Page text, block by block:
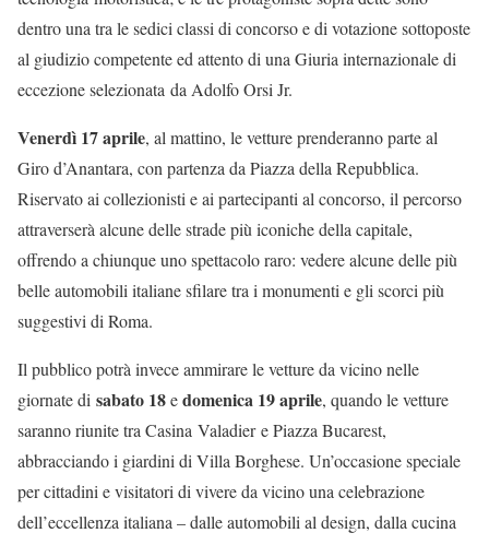
dentro una tra le sedici classi di concorso e di votazione sottoposte
al giudizio competente ed attento di una Giuria internazionale di
eccezione selezionata da Adolfo Orsi Jr.
Venerdì 17 aprile, al mattino, le vetture prenderanno parte al
Giro d’Anantara, con partenza da Piazza della Repubblica.
Riservato ai collezionisti e ai partecipanti al concorso, il percorso
attraverserà alcune delle strade più iconiche della capitale,
offrendo a chiunque uno spettacolo raro: vedere alcune delle più
belle automobili italiane sfilare tra i monumenti e gli scorci più
suggestivi di Roma.
Il pubblico potrà invece ammirare le vetture da vicino nelle
giornate di sabato 18edomenica 19 aprile, quando le vetture
saranno riunite tra Casina Valadier e Piazza Bucarest,
abbracciando i giardini di Villa Borghese. Un’occasione speciale
per cittadini e visitatori di vivere da vicino una celebrazione
dell’eccellenza italiana – dalle automobili al design, dalla cucina